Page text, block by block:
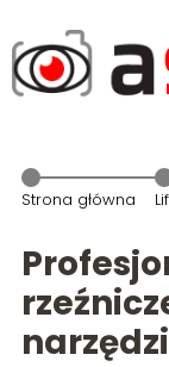
Strona główna